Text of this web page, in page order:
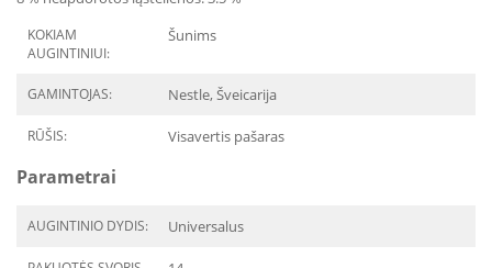
KOKIAM
AUGINTINIUI:
Šunims
GAMINTOJAS: Nestle, Šveicarija
RŪŠIS: Visavertis pašaras
Parametrai
AUGINTINIO DYDIS: Universalus